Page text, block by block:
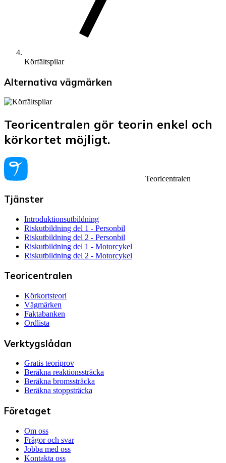
Körfältspilar
Alternativa vägmärken
Teoricentralen gör teorin enkel och
körkortet möjligt.
Teoricentralen
Tjänster
Introduktionsutbildning
Riskutbildning del 1 - Personbil
Riskutbildning del 2 - Personbil
Riskutbildning del 1 - Motorcykel
Riskutbildning del 2 - Motorcykel
Teoricentralen
Körkortsteori
Vägmärken
Faktabanken
Ordlista
Verktygslådan
Gratis teoriprov
Beräkna reaktionssträcka
Beräkna bromssträcka
Beräkna stoppsträcka
Företaget
Om oss
Frågor och svar
Jobba med oss
Kontakta oss